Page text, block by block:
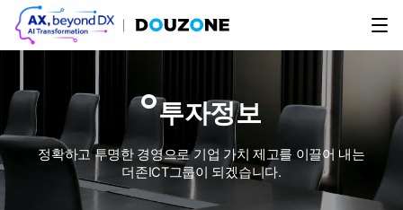
투자정보
정확하고 투명한 경영으로 기업 가치 제고를 이끌어 내는
더존ICT그룹이 되겠습니다.